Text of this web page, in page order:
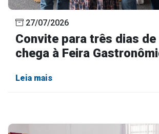
27/07/2026
Convite para três dias
chega à Feira
Leia mais